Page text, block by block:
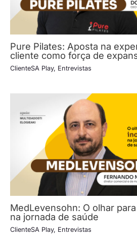
Pure Pilates: Aposta na
cliente como força de
ClienteSA Play, Entrevistas
MedLevensohn: O olhar
na jornada de saúde
ClienteSA Play, Entrevistas